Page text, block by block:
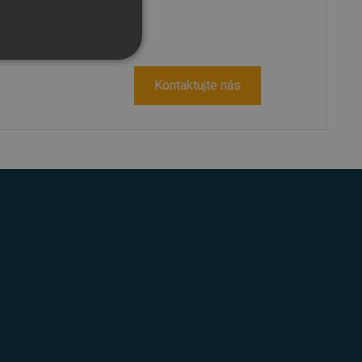
Kontaktujte nás
Webové stránky nelze
lidmi a roboty. To je pro